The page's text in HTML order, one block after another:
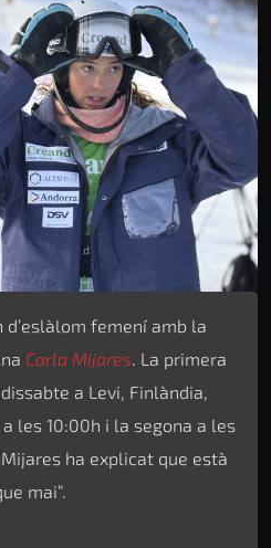
d’eslàlom femení amb la
Carla Mijares . La primera
a Levi, Finlàndia,
les 10:00h i la segona a les
ha explicat que està
mai”.